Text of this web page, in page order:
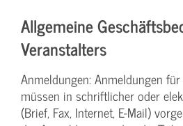
Allgemeine
Veranstalters
Anmeldungen: Anmeldungen
müssen in schriftlicher oder
(Brief, Fax, Internet, E-Mail)